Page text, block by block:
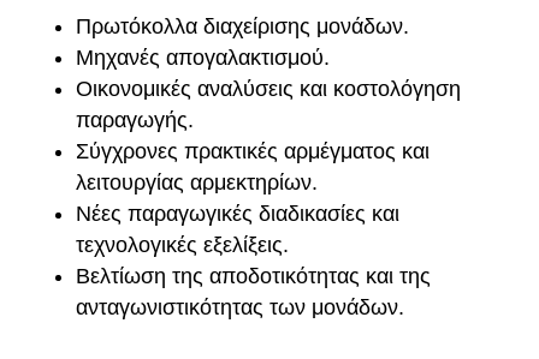
Πρωτόκολλα διαχείρισης μονάδων.
Μηχανές απογαλακτισμού.
Οικονομικές αναλύσεις και κοστολόγηση
παραγωγής.
Σύγχρονες πρακτικές αρμέγματος και
λειτουργίας αρμεκτηρίων.
Νέες παραγωγικές διαδικασίες και
τεχνολογικές εξελίξεις.
Βελτίωση της αποδοτικότητας και της
ανταγωνιστικότητας των μονάδων.